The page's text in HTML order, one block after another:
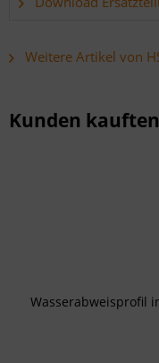
Weitere Artikel von
Kunden
Wasserabweisprofil